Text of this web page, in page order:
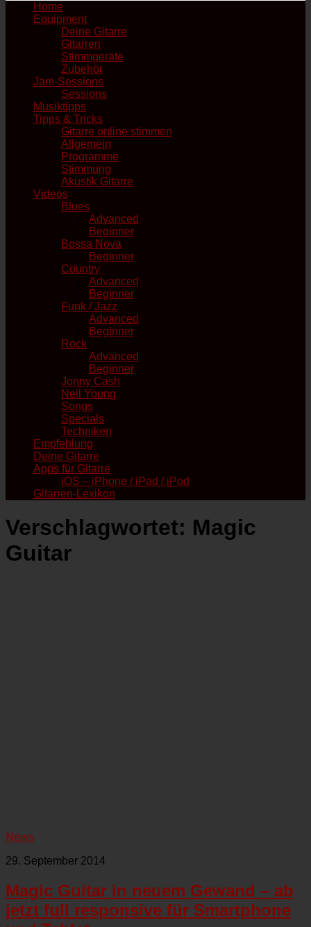
Home
Equipment
Deine Gitarre
Gitarren
Stimmgeräte
Zubehör
Jam-Sessions
Sessions
Musiktipps
Tipps & Tricks
Gitarre online stimmen
Allgemein
Programme
Stimmung
Akustik Gitarre
Videos
Blues
Advanced
Beginner
Bossa Nova
Beginner
Country
Advanced
Beginner
Funk / Jazz
Advanced
Beginner
Rock
Advanced
Beginner
Jonny Cash
Neil Young
Songs
Specials
Techniken
Empfehlung
Deine Gitarre
Apps für Gitarre
iOS – iPhone / iPad / iPod
Gitarren-Lexikon
Verschlagwortet: Magic
Guitar
News
29. September 2014
Magic Guitar in neuem Gewand – ab
jetzt full responsive für Smartphone